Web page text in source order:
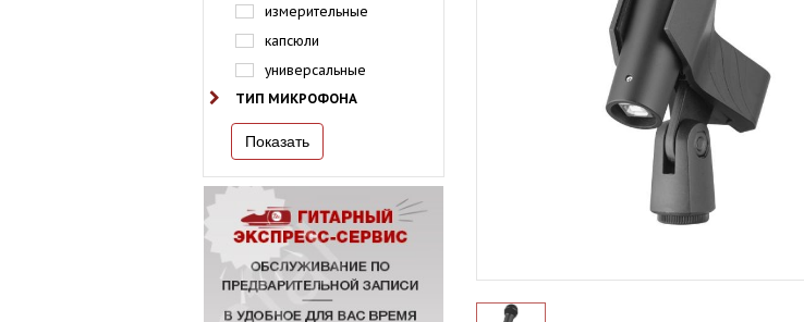
измерительные
капсюли
универсальные
ТИП МИКРОФОНА